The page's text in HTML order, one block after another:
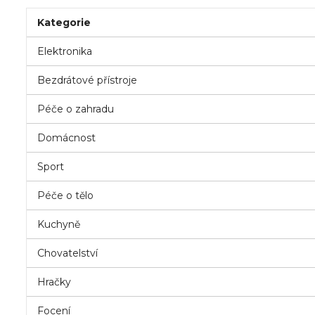
Kategorie
Elektronika
Bezdrátové přístroje
Péče o zahradu
Domácnost
Sport
Péče o tělo
Kuchyně
Chovatelství
Hračky
Focení